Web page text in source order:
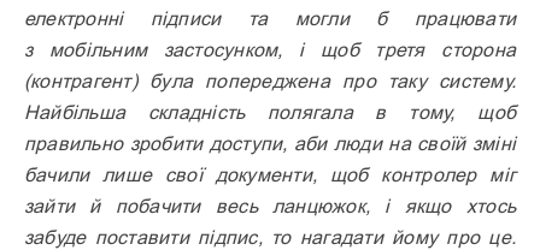
електронні підписи та могли б працювати
з мобільним застосунком, і щоб третя сторона
(контрагент) була попереджена про таку систему.
Найбільша складність полягала в тому, щоб
правильно зробити доступи, аби люди на своїй зміні
бачили лише свої документи, щоб контролер міг
зайти й побачити весь ланцюжок, і якщо хтось
забуде поставити підпис, то нагадати йому про це.